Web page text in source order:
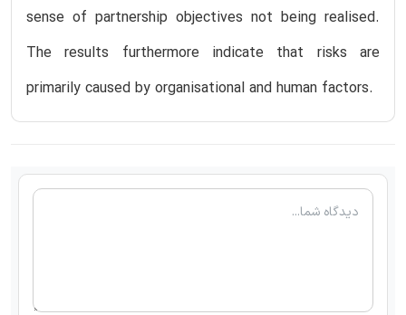
sense of partnership objectives not being realised.
The results furthermore indicate that risks are
primarily caused by organisational and human factors.